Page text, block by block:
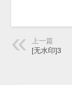
上一篇
[无水印]3